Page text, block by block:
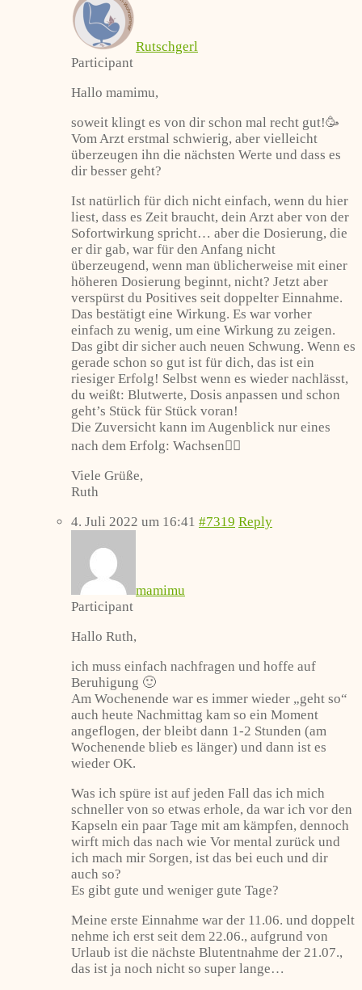
Rutschgerl
Participant
Hallo mamimu,
soweit klingt es von dir schon mal recht gut!🥳
Vom Arzt erstmal schwierig, aber vielleicht
überzeugen ihn die nächsten Werte und dass es
dir besser geht?
Ist natürlich für dich nicht einfach, wenn du hier
liest, dass es Zeit braucht, dein Arzt aber von der
Sofortwirkung spricht… aber die Dosierung, die
er dir gab, war für den Anfang nicht
überzeugend, wenn man üblicherweise mit einer
höheren Dosierung beginnt, nicht? Jetzt aber
verspürst du Positives seit doppelter Einnahme.
Das bestätigt eine Wirkung. Es war vorher
einfach zu wenig, um eine Wirkung zu zeigen.
Das gibt dir sicher auch neuen Schwung. Wenn es
gerade schon so gut ist für dich, das ist ein
riesiger Erfolg! Selbst wenn es wieder nachlässt,
du weißt: Blutwerte, Dosis anpassen und schon
geht’s Stück für Stück voran!
Die Zuversicht kann im Augenblick nur eines
nach dem Erfolg: Wachsen👍🏼
Viele Grüße,
Ruth
4. Juli 2022 um 16:41 #7319 Reply
mamimu
Participant
Hallo Ruth,
ich muss einfach nachfragen und hoffe auf
Beruhigung 🙂
Am Wochenende war es immer wieder „geht so“
auch heute Nachmittag kam so ein Moment
angeflogen, der bleibt dann 1-2 Stunden (am
Wochenende blieb es länger) und dann ist es
wieder OK.
Was ich spüre ist auf jeden Fall das ich mich
schneller von so etwas erhole, da war ich vor den
Kapseln ein paar Tage mit am kämpfen, dennoch
wirft mich das nach wie Vor mental zurück und
ich mach mir Sorgen, ist das bei euch und dir
auch so?
Es gibt gute und weniger gute Tage?
Meine erste Einnahme war der 11.06. und doppelt
nehme ich erst seit dem 22.06., aufgrund von
Urlaub ist die nächste Blutentnahme der 21.07.,
das ist ja noch nicht so super lange…